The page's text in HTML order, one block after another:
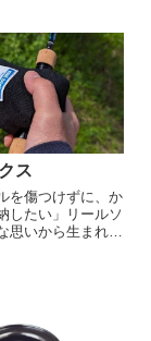
ス
を傷つけずに、か
したい」リールソ
思いから生まれた
原料に採用。ro...